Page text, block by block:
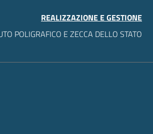
REALIZZAZIONE E GESTIONE
POLIGRAFICO E ZECCA DELLO STATO
Utili